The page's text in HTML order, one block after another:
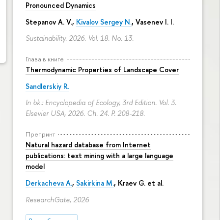
Pronounced Dynamics
Stepanov A. V., Kivalov Sergey N., Vasenev I. I.
Sustainability. 2026. Vol. 18. No. 13.
Глава в книге
Thermodynamic Properties of Landscape Cover
Sandlerskiy R.
In bk.: Encyclopedia of Ecology, 3rd Edition. Vol. 3.
Elsevier USA, 2026. Ch. 24. P. 208-218.
Препринт
Natural hazard database from Internet
publications: text mining with a large language
model
Derkacheva A., Sakirkina M., Kraev G. et al.
ResearchGate, 2026